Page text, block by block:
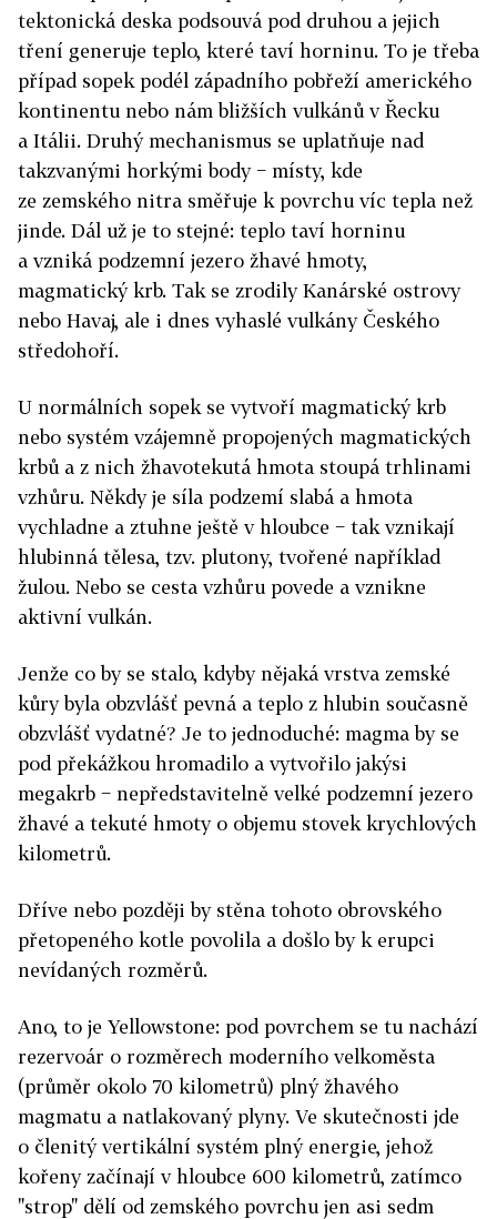
tektonická deska podsouvá pod druhou a jejich
tření generuje teplo, které taví horninu. To je třeba
případ sopek podél západního pobřeží amerického
kontinentu nebo nám bližších vulkánů v Řecku
a Itálii. Druhý mechanismus se uplatňuje nad
takzvanými horkými body − místy, kde
ze zemského nitra směřuje k povrchu víc tepla než
jinde. Dál už je to stejné: teplo taví horninu
a vzniká podzemní jezero žhavé hmoty,
magmatický krb. Tak se zrodily Kanárské ostrovy
nebo Havaj, ale i dnes vyhaslé vulkány Českého
středohoří.
U normálních sopek se vytvoří magmatický krb
nebo systém vzájemně propojených magmatických
krbů a z nich žhavotekutá hmota stoupá trhlinami
vzhůru. Někdy je síla podzemí slabá a hmota
vychladne a ztuhne ještě v hloubce − tak vznikají
hlubinná tělesa, tzv. plutony, tvořené například
žulou. Nebo se cesta vzhůru povede a vznikne
aktivní vulkán.
Jenže co by se stalo, kdyby nějaká vrstva zemské
kůry byla obzvlášť pevná a teplo z hlubin současně
obzvlášť vydatné? Je to jednoduché: magma by se
pod překážkou hromadilo a vytvořilo jakýsi
megakrb − nepředstavitelně velké podzemní jezero
žhavé a tekuté hmoty o objemu stovek krychlových
kilometrů.
Dříve nebo později by stěna tohoto obrovského
přetopeného kotle povolila a došlo by k erupci
nevídaných rozměrů.
Ano, to je Yellowstone: pod povrchem se tu nachází
rezervoár o rozměrech moderního velkoměsta
(průměr okolo 70 kilometrů) plný žhavého
magmatu a natlakovaný plyny. Ve skutečnosti jde
o členitý vertikální systém plný energie, jehož
kořeny začínají v hloubce 600 kilometrů, zatímco
"strop" dělí od zemského povrchu jen asi sedm